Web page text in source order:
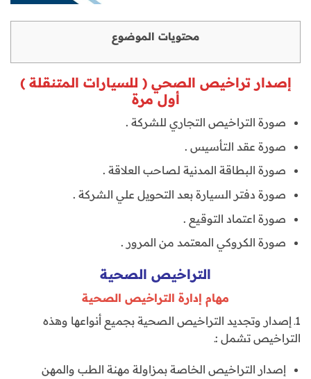
محتويات الموضوع
إصدار تراخيص الصحي ( للسيارات المتنقلة )
أول مرة
صورة التراخيص التجاري للشركة .
صورة عقد التأسيس .
صورة البطاقة المدنية لصاحب العلاقة .
صورة دفتر السيارة بعد التحويل علي الشركة .
صورة اعتماد التوقيع .
صورة الكروكي المعتمد من المرور .
التراخيص الصحية
مهام إدارة التراخيص الصحية
1ـ إصدار وتجديد التراخيص الصحية بجميع أنواعها وهذه
التراخيص تشمل :ـ
إصدار التراخيص الخاصة بمزاولة مهنة الطب والمهن